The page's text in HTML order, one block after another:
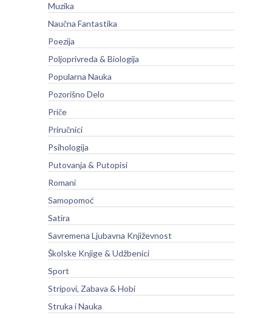
Muzika
Naučna Fantastika
Poezija
Poljoprivreda & Biologija
Popularna Nauka
Pozorišno Delo
Priče
Priručnici
Psihologija
Putovanja & Putopisi
Romani
Samopomoć
Satira
Savremena Ljubavna Književnost
Školske Knjige & Udžbenici
Sport
Stripovi, Zabava & Hobi
Struka i Nauka